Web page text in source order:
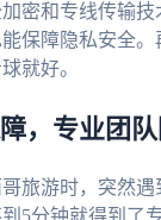
密和专线传输
保障隐私安全
就好。
，专业团
旅游时，突然
5分钟就得到了